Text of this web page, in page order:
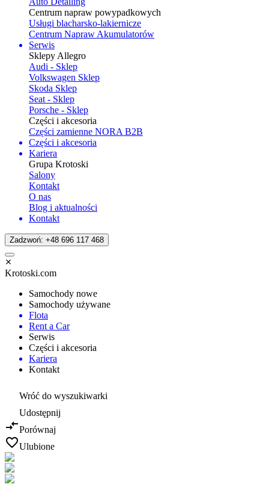
Centrum napraw powypadkowych
Usługi blacharsko-lakiernicze
Centrum Napraw Akumulatorów
Serwis
Sklepy Allegro
Audi - Sklep
Volkswagen Sklep
Skoda Sklep
Seat - Sklep
Porsche - Sklep
Części i akcesoria
Części zamienne NORA B2B
Części i akcesoria
Kariera
Grupa Krotoski
Salony
Kontakt
O nas
Blog i aktualności
Kontakt
Zadzwoń: +48 696 117 468
Krotoski.com
Samochody nowe
Samochody używane
Flota
Rent a Car
Serwis
Części i akcesoria
Kariera
Kontakt
Wróć do wyszukiwarki
Udostępnij
Porównaj
Ulubione